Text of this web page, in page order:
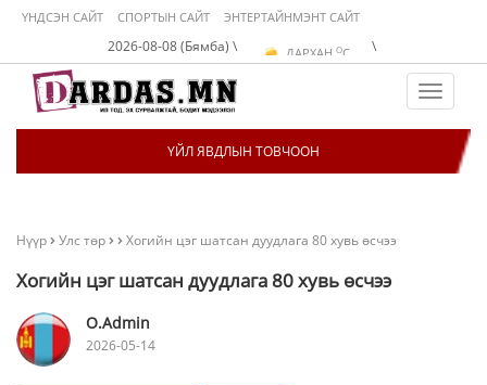
ҮНДСЭН САЙТ СПОРТЫН САЙТ ЭНТЕРТАЙНМЭНТ САЙТ
2026-08-08 (Бямба) \
ДАРХАН
C
ЭРДЭНЭТ OC
\
Toggle
ҮЙЛ ЯВДЛЫН ТОВЧООН
Нүүр Улс төр Хогийн цэг шатсан дуудлага 80 хувь өсчээ
Хогийн цэг шатсан дуудлага 80 хувь өсчээ
O.Admin
2026-05-14